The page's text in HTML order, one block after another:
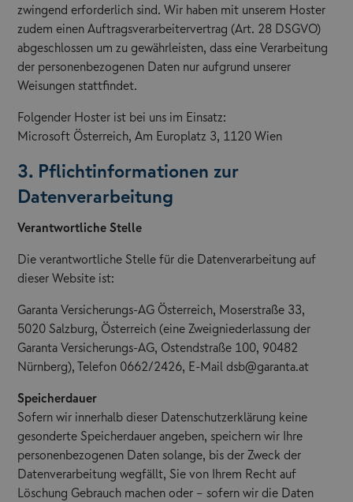
zwingend erforderlich sind. Wir haben mit unserem Hoster
zudem einen Auftragsverarbeitervertrag (Art. 28 DSGVO)
abgeschlossen um zu gewährleisten, dass eine Verarbeitung
der personenbezogenen Daten nur aufgrund unserer
Weisungen stattfindet.
Folgender Hoster ist bei uns im Einsatz:
Microsoft Österreich, Am Europlatz 3, 1120 Wien
3. Pflichtinformationen zur
Datenverarbeitung
Verantwortliche Stelle
Die verantwortliche Stelle für die Datenverarbeitung auf
dieser Website ist:
Garanta Versicherungs-AG Österreich, Moserstraße 33,
5020 Salzburg, Österreich (eine Zweigniederlassung der
Garanta Versicherungs-AG, Ostendstraße 100, 90482
Nürnberg), Telefon 0662/2426, E-Mail dsb@garanta.at
Speicherdauer
Sofern wir innerhalb dieser Datenschutzerklärung keine
gesonderte Speicherdauer angeben, speichern wir Ihre
personenbezogenen Daten solange, bis der Zweck der
Datenverarbeitung wegfällt, Sie von Ihrem Recht auf
Löschung Gebrauch machen oder – sofern wir die Daten